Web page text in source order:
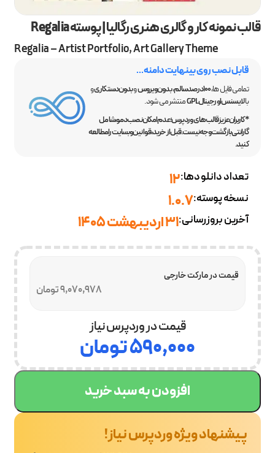
قالب نمونه کار و گالری هنری رگالیا | پوسته Regalia
Regalia – Artist Portfolio, Art Gallery Theme
قابل نصب روی بینهایت دامنه...
تمامی فایل ها،100 درصد سالم ،بدون ویروسوبدون دستکاریو
بالایسنس اورجینال GPL
منتشر می شود.
*کاربران عزیز قالب‌های وردپرس؛ عدم امکان نصب دمو، شامل
گارانتی بازگشت وجه نیست. قبل از خرید، قوانین وبسایت را مطالعه
کنید.
تعداد دانلودها:12
نسخه پوسته:1.0.7
آخرین بروزرسانی:31 اردیبهشت 1405
9,070,978 تومان
قیمت در مارکت خارجی
قیمت در وردپرس نیاز
۵۹۰,۰۰۰تومان
افزودن به سبد خرید
پیشنهاد ویژه وردپرس نیاز!